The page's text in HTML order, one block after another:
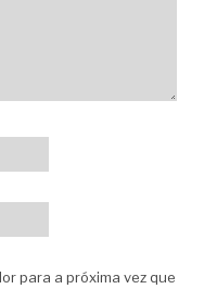
para a próxima vez que